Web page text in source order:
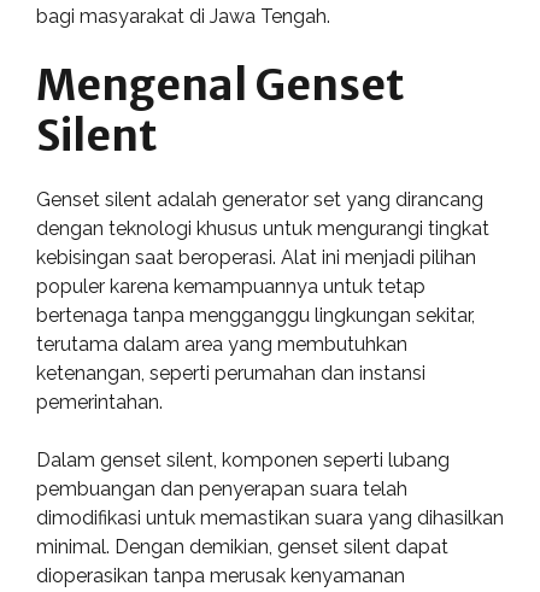
bagi masyarakat di Jawa Tengah.
Mengenal Genset
Silent
Genset silent adalah generator set yang dirancang
dengan teknologi khusus untuk mengurangi tingkat
kebisingan saat beroperasi. Alat ini menjadi pilihan
populer karena kemampuannya untuk tetap
bertenaga tanpa mengganggu lingkungan sekitar,
terutama dalam area yang membutuhkan
ketenangan, seperti perumahan dan instansi
pemerintahan.
Dalam genset silent, komponen seperti lubang
pembuangan dan penyerapan suara telah
dimodifikasi untuk memastikan suara yang dihasilkan
minimal. Dengan demikian, genset silent dapat
dioperasikan tanpa merusak kenyamanan